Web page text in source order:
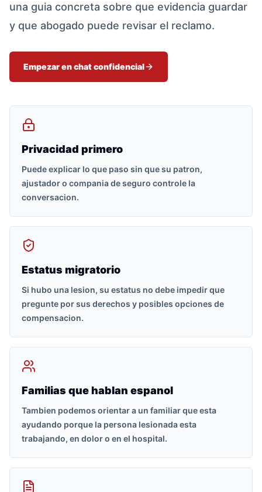
una guia concreta sobre que evidencia guardar
y que abogado puede revisar el reclamo.
Empezar en chat confidencial
Privacidad primero
Puede explicar lo que paso sin que su patron,
ajustador o compania de seguro controle la
conversacion.
Estatus migratorio
Si hubo una lesion, su estatus no debe impedir que
pregunte por sus derechos y posibles opciones de
compensacion.
Familias que hablan espanol
Tambien podemos orientar a un familiar que esta
ayudando porque la persona lesionada esta
trabajando, en dolor o en el hospital.